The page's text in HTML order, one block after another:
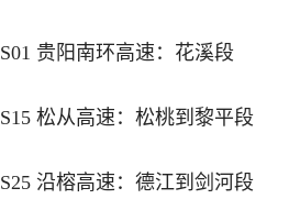
S01 贵阳南环高速：花溪段
S15 松从高速：松桃到黎平段
S25 沿榕高速：德江到剑河段